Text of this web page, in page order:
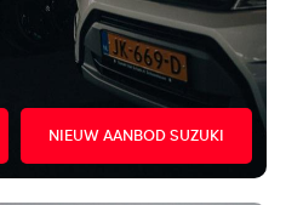
NIEUW AANBOD SUZUKI